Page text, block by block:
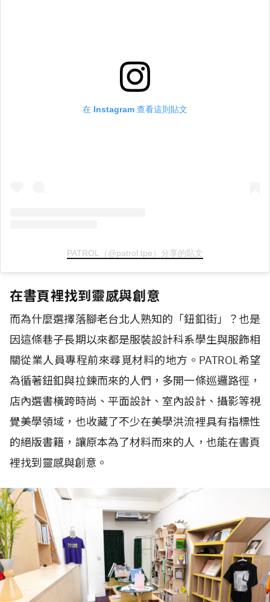
在 Instagram 查看這則貼文
PATROL（@patrol.tpe）分享的貼文
在書頁裡找到靈感與創意
而為什麼選擇落腳老台北人熟知的「鈕釦街」？也是
因這條巷子長期以來都是服裝設計科系學生與服飾相
關從業人員專程前來尋覓材料的地方。PATROL希望
為循著鈕釦與拉鍊而來的人們，多開一條巡邏路徑，
店內選書橫跨時尚、平面設計、室內設計、攝影等視
覺美學領域，也收藏了不少在美學洪流裡具有指標性
的絕版書籍，讓原本為了材料而來的人，也能在書頁
裡找到靈感與創意。